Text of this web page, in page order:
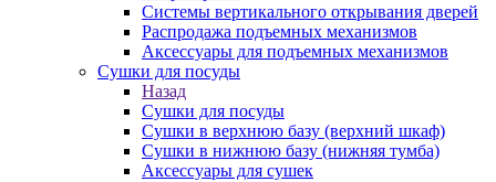
Системы вертикального открывания дверей
Распродажа подъемных механизмов
Аксессуары для подъемных механизмов
Сушки для посуды
Назад
Сушки для посуды
Сушки в верхнюю базу (верхний шкаф)
Сушки в нижнюю базу (нижняя тумба)
Аксессуары для сушек